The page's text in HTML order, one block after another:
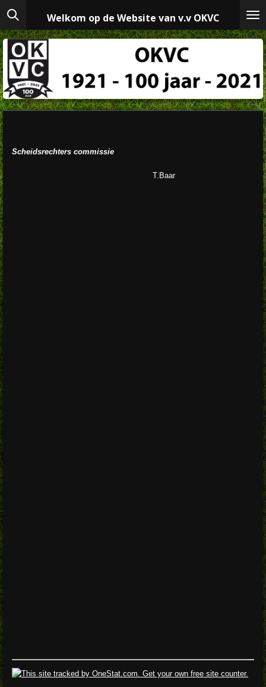
Ga
direct
naar
de
hoofdinhoud
Welkom op de Website van v.v OKVC
Scheidsrechters commissie
T.Baar